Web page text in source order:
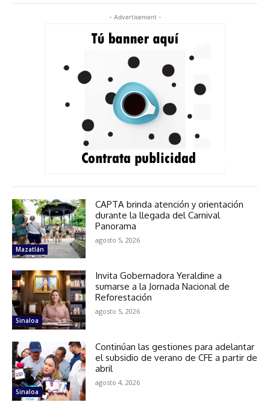
- Advertisement -
Mazatlán
CAPTA brinda atención y orientación
durante la llegada del Carnival
Panorama
agosto 5, 2026
Sinaloa
Invita Gobernadora Yeraldine a
sumarse a la Jornada Nacional de
Reforestación
agosto 5, 2026
Sinaloa
Continúan las gestiones para adelantar
el subsidio de verano de CFE a partir de
abril
agosto 4, 2026